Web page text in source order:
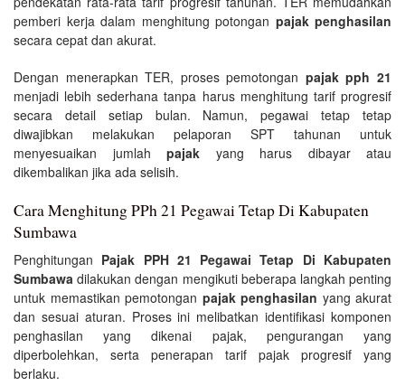
pemberi kerja dalam menghitung potongan pajak penghasilan
secara cepat dan akurat.
Dengan menerapkan TER, proses pemotongan pajak pph 21
menjadi lebih sederhana tanpa harus menghitung tarif progresif
secara detail setiap bulan. Namun, pegawai tetap tetap
diwajibkan melakukan pelaporan SPT tahunan untuk
menyesuaikan jumlah pajak yang harus dibayar atau
dikembalikan jika ada selisih.
Cara Menghitung PPh 21 Pegawai Tetap Di Kabupaten
Sumbawa
Penghitungan Pajak PPH 21 Pegawai Tetap Di Kabupaten
Sumbawa dilakukan dengan mengikuti beberapa langkah penting
untuk memastikan pemotongan pajak penghasilan yang akurat
dan sesuai aturan. Proses ini melibatkan identifikasi komponen
penghasilan yang dikenai pajak, pengurangan yang
diperbolehkan, serta penerapan tarif pajak progresif yang
berlaku.